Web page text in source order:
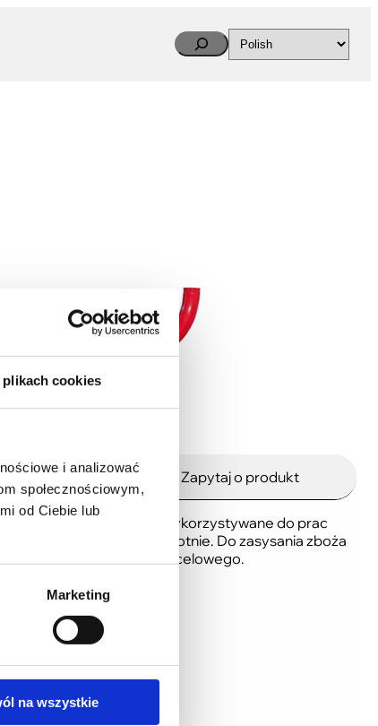
plikach cookies
i analizować
społecznościowym,
od Ciebie lub
Marketing
na wszystkie
Search
Zapytaj o produkt
Mogą być również wykorzystywane do prac
środki transportu i odwrotnie. Do zasysania zboża
do miejsca docelowego.